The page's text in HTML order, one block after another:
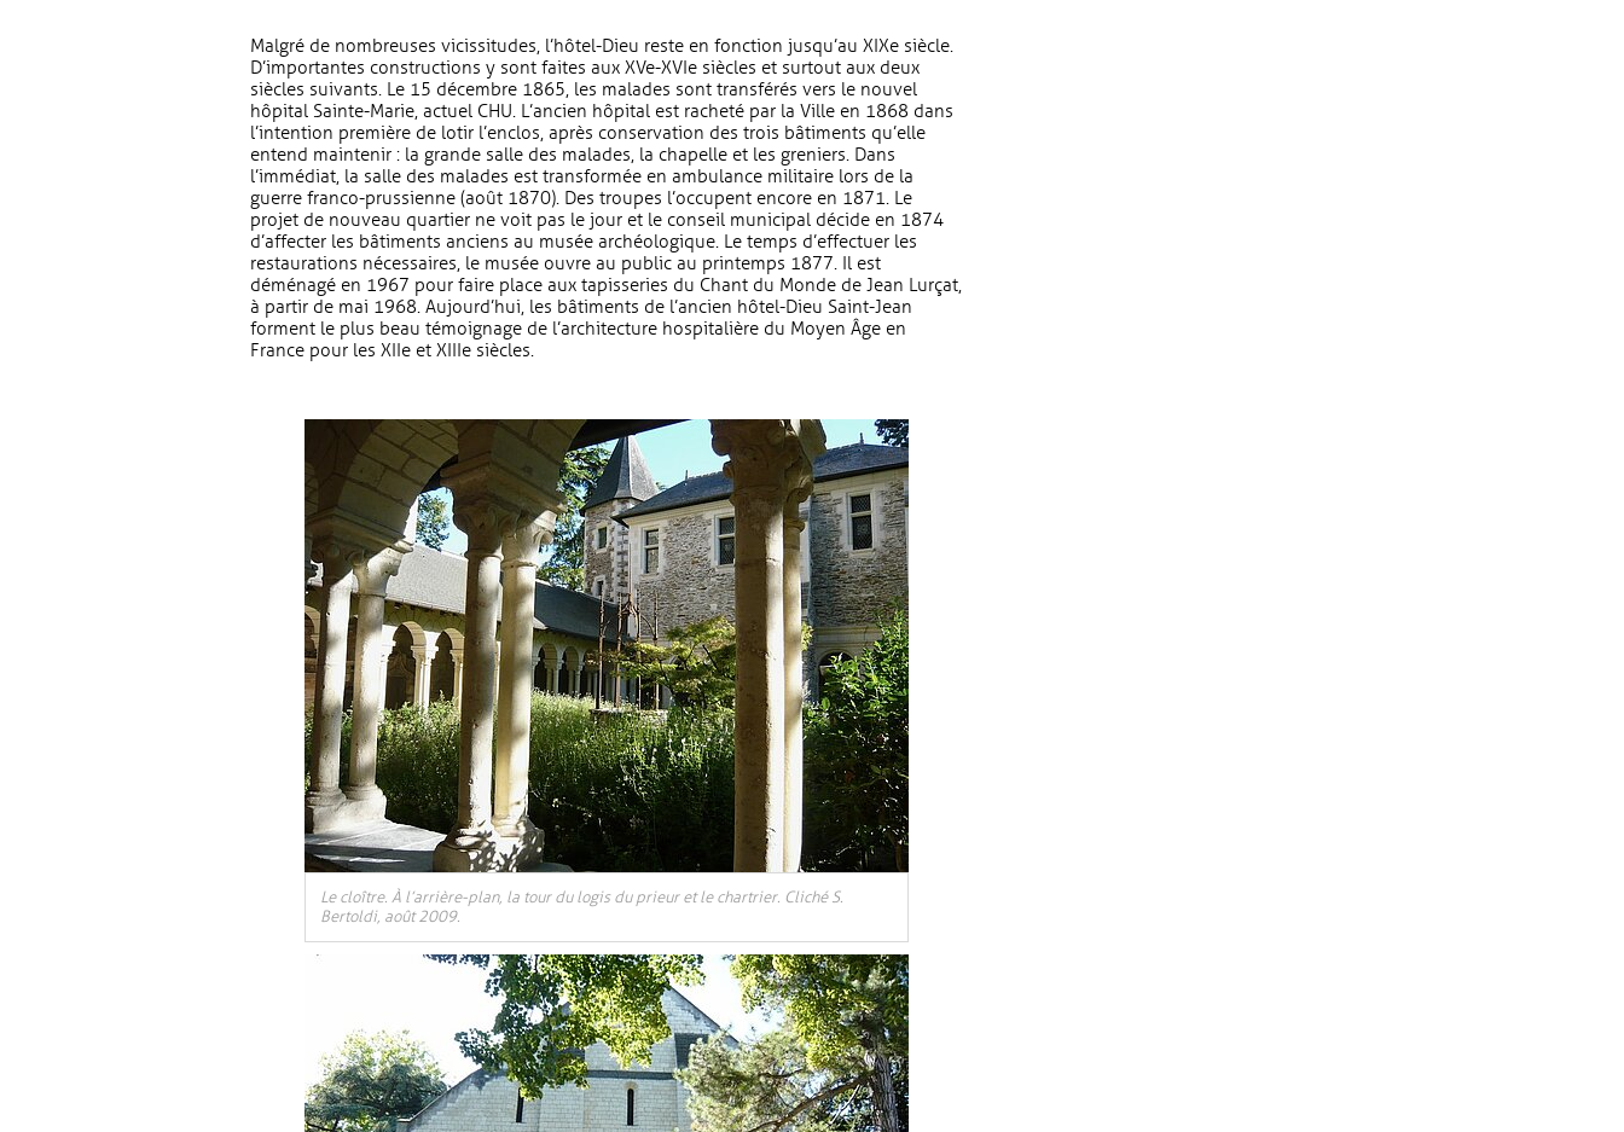
Malgré de nombreuses vicissitudes, l’hôtel-Dieu reste en fonction jusqu’au XIXe siècle.
D’importantes constructions y sont faites aux XVe-XVIe siècles et surtout aux deux
siècles suivants. Le 15 décembre 1865, les malades sont transférés vers le nouvel
hôpital Sainte-Marie, actuel CHU. L’ancien hôpital est racheté par la Ville en 1868 dans
l’intention première de lotir l’enclos, après conservation des trois bâtiments qu’elle
entend maintenir : la grande salle des malades, la chapelle et les greniers. Dans
l’immédiat, la salle des malades est transformée en ambulance militaire lors de la
guerre franco-prussienne (août 1870). Des troupes l’occupent encore en 1871. Le
projet de nouveau quartier ne voit pas le jour et le conseil municipal décide en 1874
d’affecter les bâtiments anciens au musée archéologique. Le temps d’effectuer les
restaurations nécessaires, le musée ouvre au public au printemps 1877. Il est
déménagé en 1967 pour faire place aux tapisseries du Chant du Monde de Jean Lurçat,
à partir de mai 1968. Aujourd’hui, les bâtiments de l’ancien hôtel-Dieu Saint-Jean
forment le plus beau témoignage de l’architecture hospitalière du Moyen Âge en
France pour les XIIe et XIIIe siècles.
Le cloître. À l’arrière-plan, la tour du logis du prieur et le chartrier. Cliché S.
Bertoldi, août 2009.